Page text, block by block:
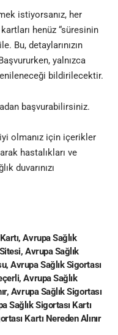
istiyorsanız, her
henüz “süresinin
Bu, detaylarınızın
yalnızca
bildirilecektir.
başvurabilirsiniz.
olmanız için içerikler
hastalıkları ve
duvarınızı
,Avrupa Sağlık
, Avrupa Sağlık
,Avrupa Sağlık Sigortası
,Avrupa Sağlık
, Avrupa Sağlık Sigortası
Sağlık Sigortası Kartı
Kartı Nereden Alınır